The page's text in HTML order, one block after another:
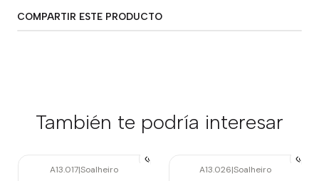
COMPARTIR ESTE PRODUCTO
También te podría interesar
A13.017|Soalheiro A13.026|Soalheiro